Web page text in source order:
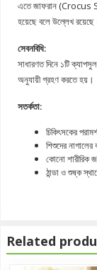
এতে জাফরান (Crocus
হয়েছে বলে উল্লেখ
সেবনবিধি:
সাধারণত দিনে ১টি
অনুযায়ী গ্রহণ করতে হয়।
সতর্কতা:
চিকিৎসকের
শিশুদের নাগালের
কোনো শারীরিক
ঠান্ডা ও শুষ্ক
Related